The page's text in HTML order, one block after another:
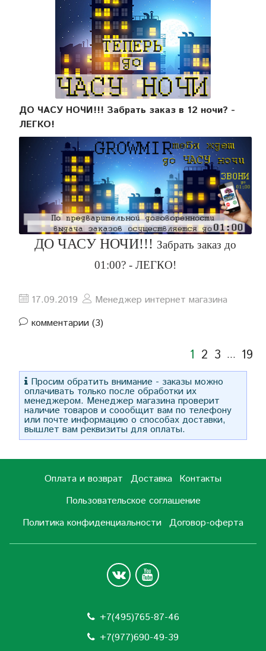
ДО ЧАСУ НОЧИ!!! Забрать заказ в 12 ночи? -
ЛЕГКО!
ДО ЧАСУ НОЧИ!!! Забрать заказ до
01:00? - ЛЕГКО!
17.09.2019
Менеджер интернет магазина
комментарии (3)
1 2 3 … 19
Просим обратить внимание - заказы можно
оплачивать только после обработки их
менеджером. Менеджер магазина проверит
наличие товаров и соообщит вам по телефону
или почте информацию о способах доставки,
вышлет вам реквизиты для оплаты.
Оплата и возврат Доставка Контакты
Пользовательское соглашение
Политика конфиденциальности Договор-оферта
+7(495)765-87-46
+7(977)690-49-39